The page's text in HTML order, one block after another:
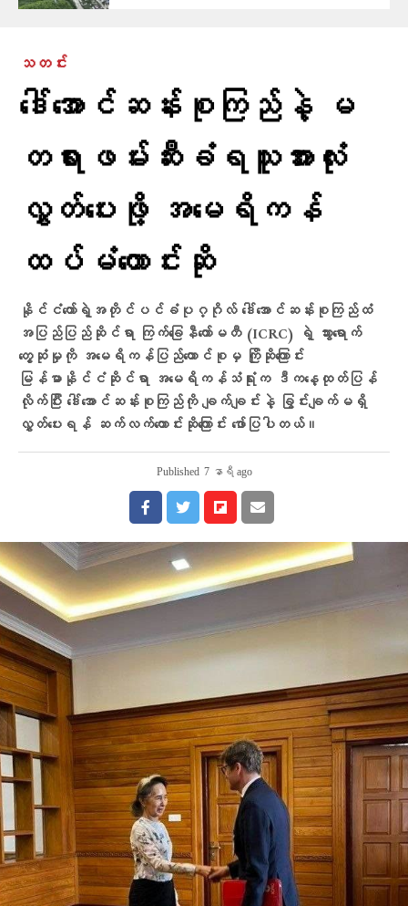
သတင်း
ဒေါ်အောင်ဆန်းစုကြည်နဲ့ မ
တရားဖမ်းဆီးခံရသူအားလုံး
လွှတ်ပေးဖို့ အမေရိကန်
ထပ်မံတောင်းဆို
နိုင်ငံတော်ရဲ့အတိုင်ပင်ခံပုဂ္ဂိုလ် ဒေါ်အောင်ဆန်းစုကြည်ထံ
အပြည်ပြည်ဆိုင်ရာ ကြက်ခြေနီကော်မတီ (ICRC) ရဲ့ သွားရောက်
တွေ့ဆုံမှုကို အမေရိကန်ပြည်ထောင်စုမှ ကြိုဆိုကြောင်း
မြန်မာနိုင်ငံဆိုင်ရာ အမေရိကန်သံရုံးက ဒီကနေ့ထုတ်ပြန်
လိုက်ပြီး ဒေါ်အောင်ဆန်းစုကြည်ကို ချက်ချင်းနဲ့ ခြွင်းချက်မရှိ
လွှတ်ပေးရန် ဆက်လက်တောင်းဆိုကြောင်း ဖော်ပြပါတယ်။
Published 7 နာရီ ago